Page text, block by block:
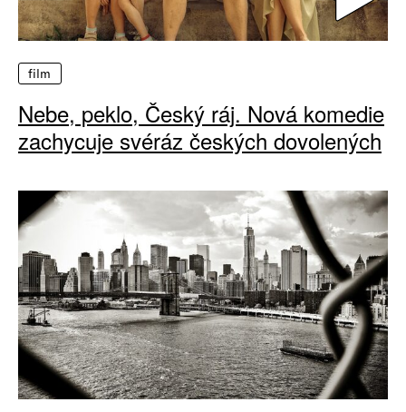
film
Nebe, peklo, Český ráj. Nová komedie
zachycuje svéráz českých dovolených